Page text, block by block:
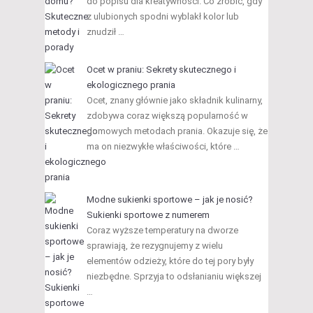
z ulubionych spodni wyblakł kolor lub
znudził …
Ocet w praniu: Sekrety skutecznego i
ekologicznego prania
Ocet, znany głównie jako składnik kulinarny,
zdobywa coraz większą popularność w
domowych metodach prania. Okazuje się, że
ma on niezwykłe właściwości, które …
Modne sukienki sportowe – jak je nosić?
Sukienki sportowe z numerem
Coraz wyższe temperatury na dworze
sprawiają, że rezygnujemy z wielu
elementów odzieży, które do tej pory były
niezbędne. Sprzyja to odsłanianiu większej